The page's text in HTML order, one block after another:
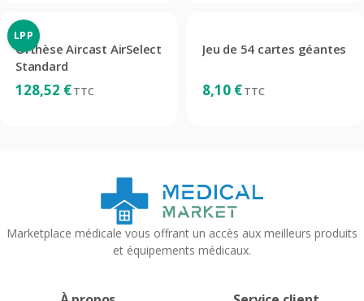
LPP
Orthèse Aircast AirSelect
Standard
128,52 €TTC
Jeu de 54 cartes géantes
8,10 €TTC
Marketplace médicale vous offrant un accès aux meilleurs produits
et équipements médicaux.